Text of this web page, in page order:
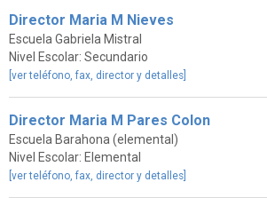
Director Maria M Nieves
Escuela Gabriela Mistral
Nivel Escolar: Secundario
[ver teléfono, fax, director y detalles]
Director Maria M Pares Colon
Escuela Barahona (elemental)
Nivel Escolar: Elemental
[ver teléfono, fax, director y detalles]